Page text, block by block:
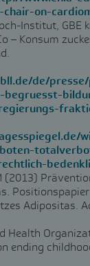
chair-on-
Institut, GBE
– Konsum
de/
begruesst-
(2013)
Adipositas.
Health
ending